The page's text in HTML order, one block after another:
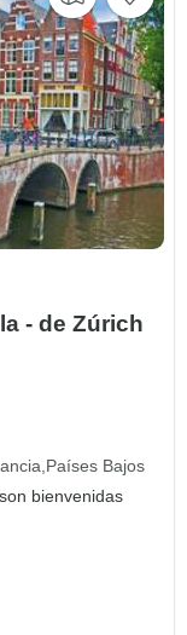
- de Zúrich
Países Bajos
bienvenidas